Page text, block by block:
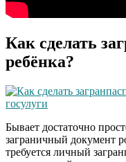
Как сделать
ребёнка?
Бывает достаточно
заграничный документ
требуется личный